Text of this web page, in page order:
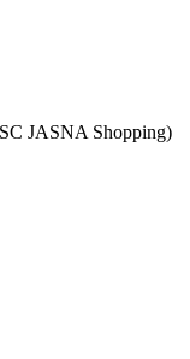
JASNA Shopping)